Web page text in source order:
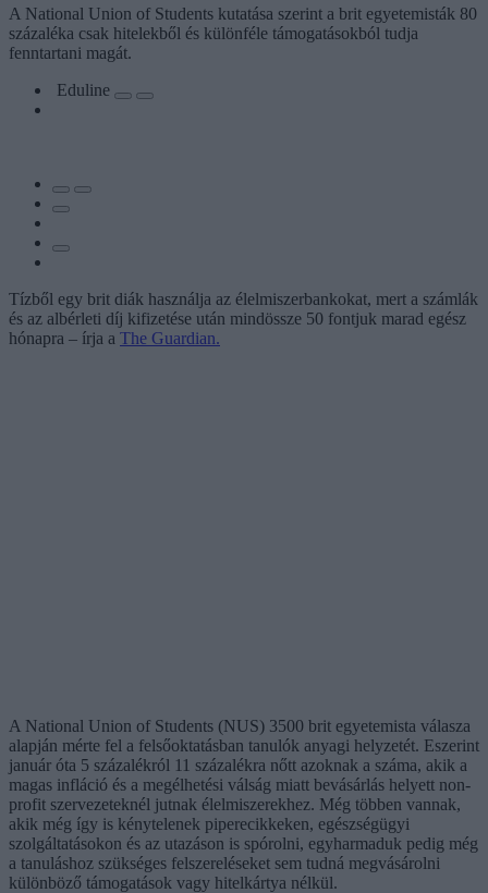
A National Union of Students kutatása szerint a brit egyetemisták 80
százaléka csak hitelekből és különféle támogatásokból tudja
fenntartani magát.
Eduline
Tízből egy brit diák használja az élelmiszerbankokat, mert a számlák
és az albérleti díj kifizetése után mindössze 50 fontjuk marad egész
hónapra – írja a The Guardian.
A National Union of Students (NUS) 3500 brit egyetemista válasza
alapján mérte fel a felsőoktatásban tanulók anyagi helyzetét. Eszerint
január óta 5 százalékról 11 százalékra nőtt azoknak a száma, akik a
magas infláció és a megélhetési válság miatt bevásárlás helyett non-
profit szervezeteknél jutnak élelmiszerekhez. Még többen vannak,
akik még így is kénytelenek piperecikkeken, egészségügyi
szolgáltatásokon és az utazáson is spórolni, egyharmaduk pedig még
a tanuláshoz szükséges felszereléseket sem tudná megvásárolni
különböző támogatások vagy hitelkártya nélkül.